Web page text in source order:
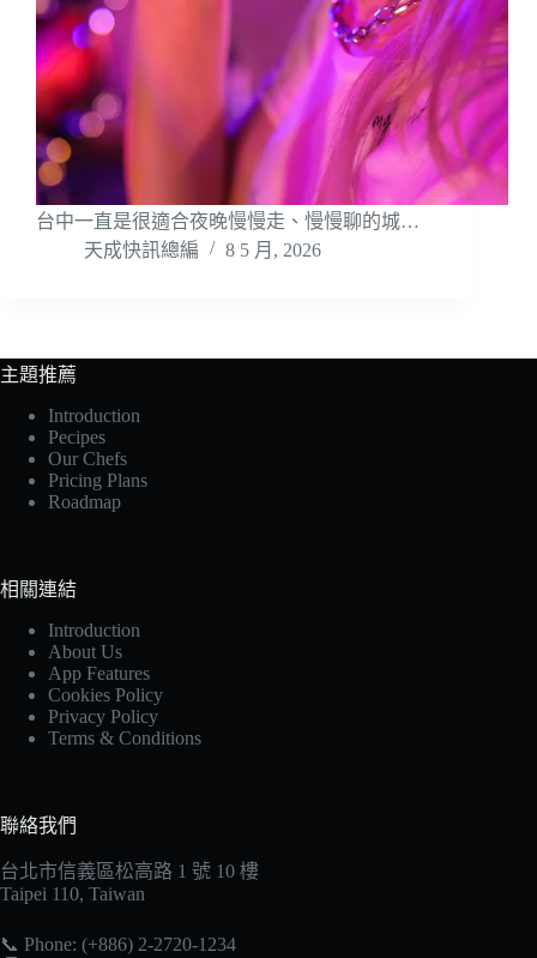
台中一直是很適合夜晚慢慢走、慢慢聊的城…
天成快訊總編
8 5 月, 2026
主題推薦
Introduction
Pecipes
Our Chefs
Pricing Plans
Roadmap
相關連結
Introduction
About Us
App Features
Cookies Policy
Privacy Policy
Terms & Conditions
聯絡我們
台北市信義區松高路 1 號 10 樓
Taipei 110, Taiwan
📞 Phone: (+886) 2-2720-1234